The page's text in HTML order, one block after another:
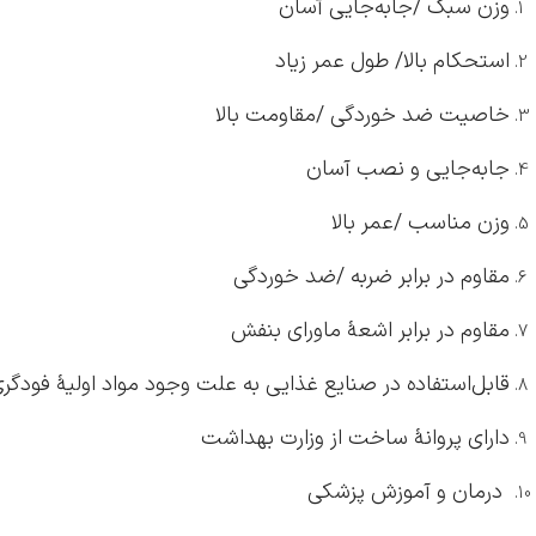
وزن سبک /جابه‌جایی آسان
استحکام بالا/ طول عمر زیاد
خاصیت ضد خوردگی /مقاومت بالا
جابه‌جایی و نصب آسان
وزن مناسب /عمر بالا
مقاوم در برابر ضربه /ضد خوردگی
مقاوم در برابر اشعۀ ماورای بنفش
قابل‌استفاده در صنایع غذایی به علت وجود مواد اولیۀ
دارای پروانۀ ساخت از وزارت بهداشت
درمان و آموزش پزشکی